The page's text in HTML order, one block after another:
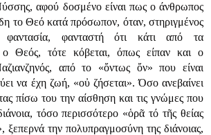
αφού δοσμένο είναι πως ο άνθρωπος
το Θεό κατά πρόσωπον, όταν, στηριγμένος
φαντασία, φανταστή ότι κάτι από τα
ο Θεός, τότε κόβεται, όπως είπαν και ο
από το «ὄντως ὄν» που είναι
να έχη ζωή, «οὐ ζήσεται». Όσο ανεβαίνει
πίσω του την αίσθηση και τις γνώμες που
τόσο περισσότερο «ὁρᾶ τό τῆς θείας
την πολυπραγμοσύνη της διάνοιας,